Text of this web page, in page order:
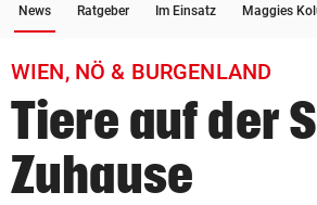
bookmark
search
Suchbegriff
eingeben
News Ratgeber Im Einsatz Maggies
WIEN, NÖ & BURGENLAND
Tiere auf der
Zuhause